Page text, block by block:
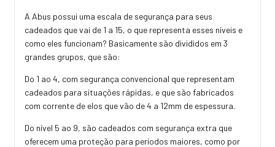
A Abus possui uma escala de segurança para seus
cadeados que vai de 1 a 15, o que representa esses níveis e
como eles funcionam? Basicamente são divididos em 3
grandes grupos, que são:
Do 1 ao 4, com segurança convencional que representam
cadeados para situações rápidas, e que são fabricados
com corrente de elos que vão de 4 a 12mm de espessura.
Do nível 5 ao 9, são cadeados com segurança extra que
oferecem uma proteção para períodos maiores, como por